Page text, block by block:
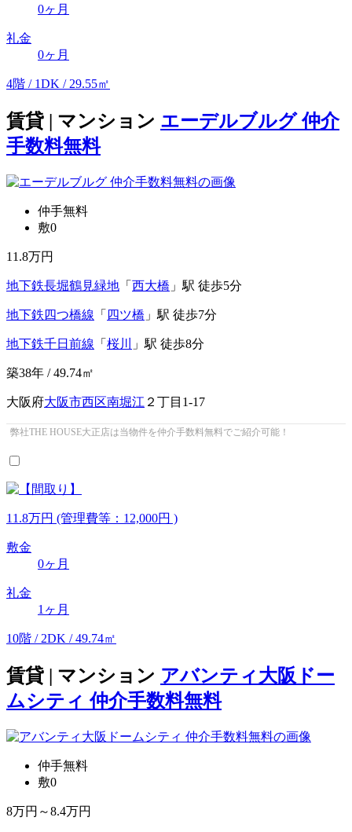
0ヶ月
礼金
0ヶ月
4階 / 1DK / 29.55㎡
賃貸 | マンション エーデルブルグ 仲介
手数料無料
仲手無料
敷0
11.8万円
地下鉄長堀鶴見緑地 「 西大橋 」駅 徒歩5分
地下鉄四つ橋線 「 四ツ橋 」駅 徒歩7分
地下鉄千日前線 「 桜川 」駅 徒歩8分
築38年 / 49.74㎡
大阪府大阪市西区南堀江 ２丁目1-17
弊社THE HOUSE大正店は当物件を仲介手数料無料でご紹介可能！
11.8万円 (管理費等：12,000円 )
敷金
0ヶ月
礼金
1ヶ月
10階 / 2DK / 49.74㎡
賃貸 | マンション アバンティ大阪ドー
ムシティ 仲介手数料無料
仲手無料
敷0
8万円～8.4万円